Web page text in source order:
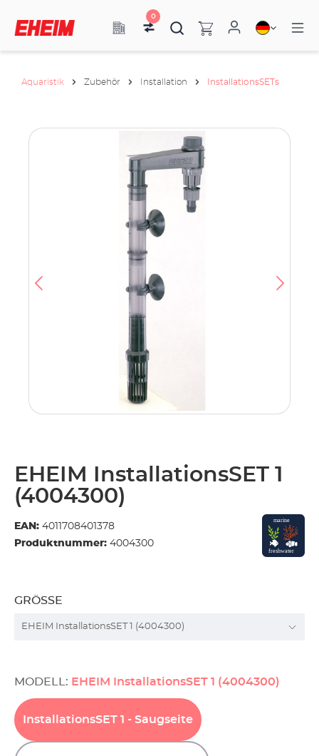
0
Aquaristik Zubehör Installation InstallationsSETs
EHEIM InstallationsSET 1
(4004300)
EAN: 4011708401378
Produktnummer: 4004300
GRÖSSE
MODELL: EHEIM InstallationsSET 1 (4004300)
InstallationsSET 1 - Saugseite